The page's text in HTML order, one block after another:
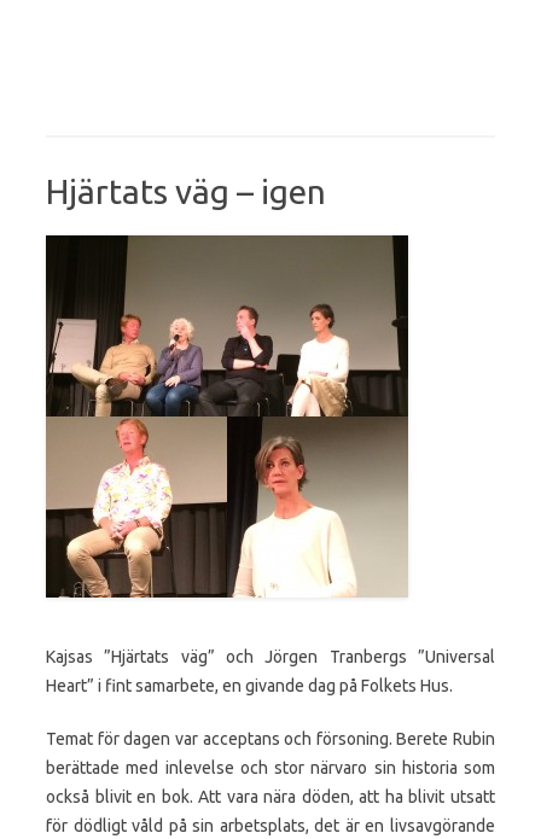
Hjärtats väg – igen
Kajsas ”Hjärtats väg” och Jörgen Tranbergs ”Universal
Heart” i fint samarbete, en givande dag på Folkets Hus.
Temat för dagen var acceptans och försoning. Berete Rubin
berättade med inlevelse och stor närvaro sin historia som
också blivit en bok. Att vara nära döden, att ha blivit utsatt
för dödligt våld på sin arbetsplats, det är en livsavgörande